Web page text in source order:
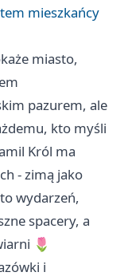
mieszkańcy
miasto,
pazurem, ale
kto myśli
Król ma
- zimą jako
wydarzeń,
spacery, a
🌷
i